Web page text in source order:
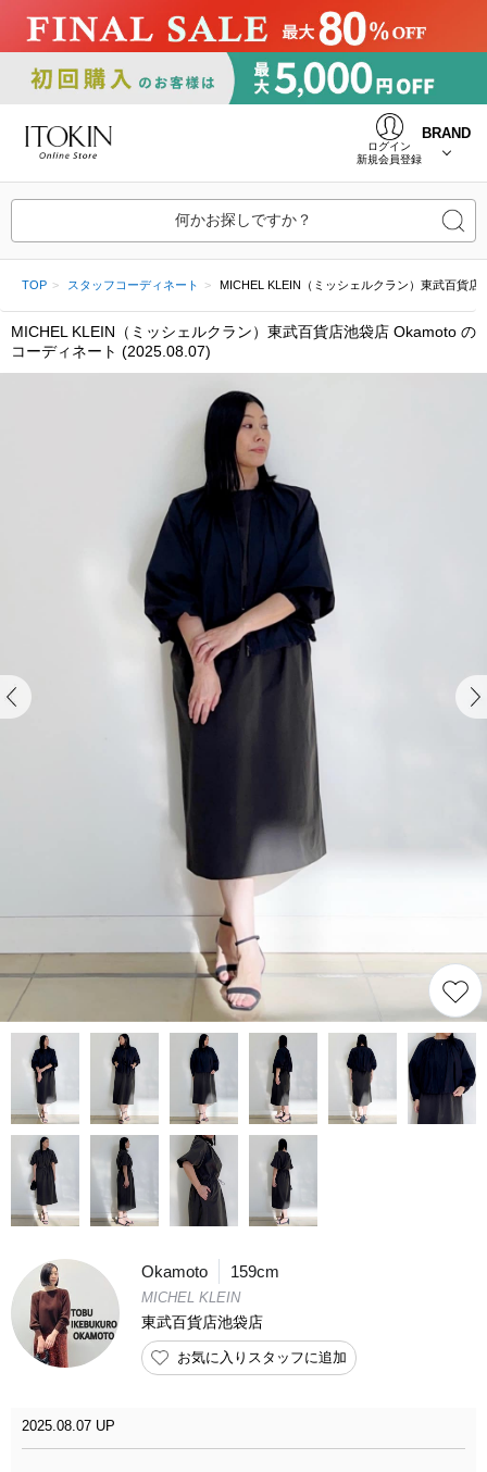
ログイン
新規会員登録
BRAND
何かお探しですか？
TOP スタッフコーディネート MICHEL KLEIN（ミッシェルクラン）東武百貨店
MICHEL KLEIN（ミッシェルクラン）東武百貨店池袋店 Okamoto の
コーディネート (2025.08.07)
Okamoto 159cm
MICHEL KLEIN
東武百貨店池袋店
お気に入りスタッフに追加
2025.08.07 UP